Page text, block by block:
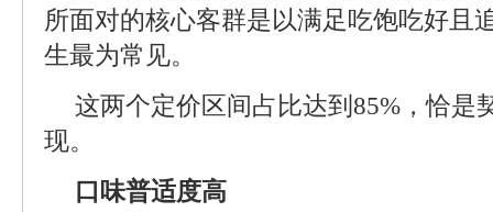
所面对的核心客群是以满足吃饱吃好且
生最为常见。
这两个定价区间占比达到85%，恰是
现。
口味普适度高